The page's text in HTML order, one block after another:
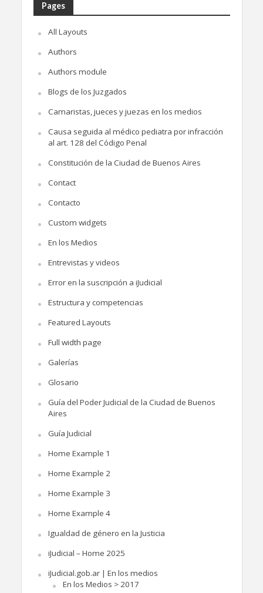
Pages
All Layouts
Authors
Authors module
Blogs de los Juzgados
Camaristas, jueces y juezas en los medios
Causa seguida al médico pediatra por infracción
al art. 128 del Código Penal
Constitución de la Ciudad de Buenos Aires
Contact
Contacto
Custom widgets
En los Medios
Entrevistas y videos
Error en la suscripción a iJudicial
Estructura y competencias
Featured Layouts
Full width page
Galerías
Glosario
Guía del Poder Judicial de la Ciudad de Buenos
Aires
Guía Judicial
Home Example 1
Home Example 2
Home Example 3
Home Example 4
Igualdad de género en la Justicia
iJudicial – Home 2025
iJudicial.gob.ar | En los medios
En los Medios > 2017